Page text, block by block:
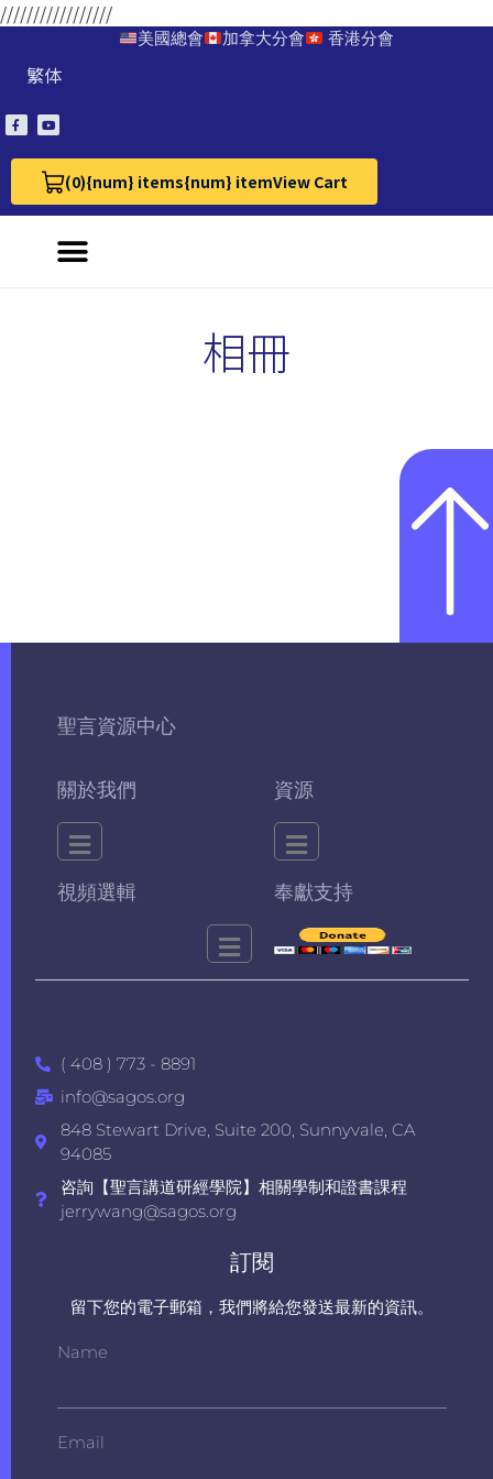
/////////////////
美國總會 加拿大分會 香港分會
繁体
(0)
View Cart 0{num} items{num} itemView Cart
相冊
聖言資源中心
關於我們 資源
視頻選輯 奉獻支持
( 408 ) 773 - 8891
info@sagos.org
848 Stewart Drive, Suite 200, Sunnyvale, CA
94085
咨詢【聖言講道研經學院】相關學制和證書課程
jerrywang@sagos.org
訂閱
留下您的電子郵箱，我們將給您發送最新的資訊。
Name
Email